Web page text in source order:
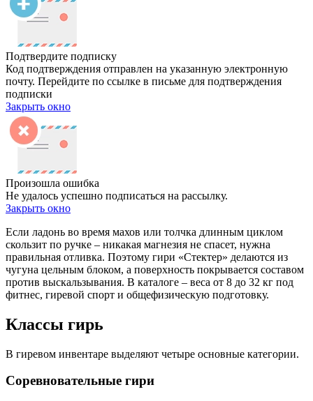
Подтвердите подписку
Код подтверждения отправлен на указанную электронную
почту. Перейдите по ссылке в письме для подтверждения
подписки
Закрыть окно
Произошла ошибка
Не удалось успешно подписаться на рассылку.
Закрыть окно
Если ладонь во время махов или толчка длинным циклом
скользит по ручке – никакая магнезия не спасет, нужна
правильная отливка. Поэтому гири «Стектер» делаются из
чугуна цельным блоком, а поверхность покрывается составом
против выскальзывания. В каталоге – веса от 8 до 32 кг под
фитнес, гиревой спорт и общефизическую подготовку.
Классы гирь
В гиревом инвентаре выделяют четыре основные категории.
Соревновательные гири